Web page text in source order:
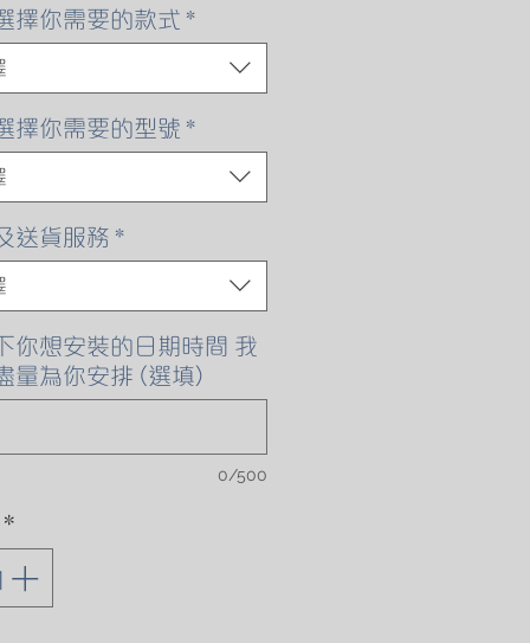
價
擇你需要的款式 *
擇你需要的型號 *
送貨服務 *
你想安裝的日期時間 我
量為你安排 (選填)
0/500
*